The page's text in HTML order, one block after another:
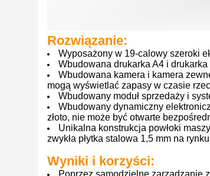
Rozwiązanie:
Wyposażony w 19-calowy szeroki
Wbudowana drukarka A4 i
Wbudowana kamera i kamera
mogą wyświetlać zapasy w czasie
Wbudowany moduł sprzedaży i
Wbudowany dynamiczny
złoto, nie może być otwarte
Unikalna konstrukcja powłoki
zwykła płytka stalowa 1,5 mm na
Wyniki i korzyści:
Poprzez samodzielne zarządzanie